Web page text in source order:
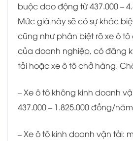
buộc dao động từ 437.000 –
Mức giá này sẽ có sự khác
cũng như phân biệt rõ xe ô
của doanh nghiệp, có đăng
tải hoặc xe ô tô chở hàng.
– Xe ô tô không kinh doanh
437.000 – 1.825.000 đồng/
– Xe ô tô kinh doanh vận tải: